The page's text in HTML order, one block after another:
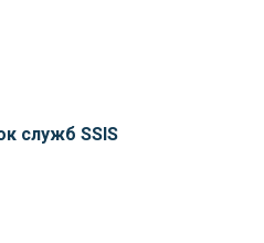
служб SSIS